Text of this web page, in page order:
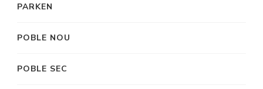
PARKEN
POBLE NOU
POBLE SEC